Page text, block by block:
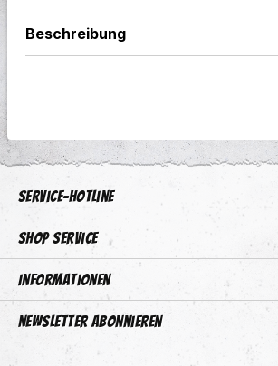
Beschreibung
Service-Hotline
Shop Service
Informationen
Newsletter abonnieren